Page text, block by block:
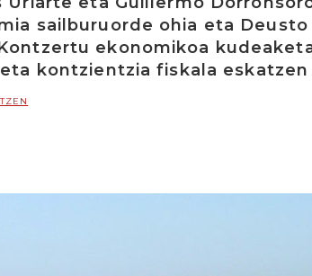
sailburuorde ohia eta
ekonomikoa
kontzientzia fiskala